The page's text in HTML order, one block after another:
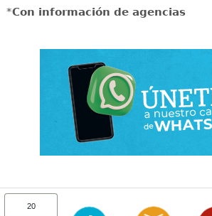
*Con información de agencias
20